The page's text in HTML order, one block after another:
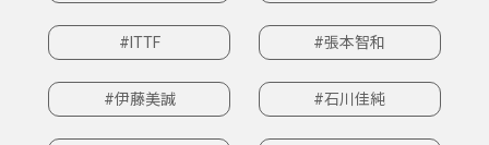
#ITTF #張本智和
#伊藤美誠 #石川佳純